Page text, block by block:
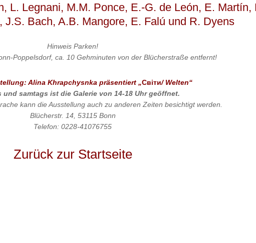
L. Legnani, M.M. Ponce, E.-G. de León, E. Martín,
J.S. Bach, A.B. Mangore, E. Falú und R. Dyens
HinweisParken!
Poppelsdorf, ca. 10 Gehminuten von der Blücherstraße entfernt!
Alina Khrapchysnka präsentiert „Світи/ Welten“
und samtags ist die Galerie von 14-18 Uhr geöffnet.
kann die Ausstellung auch zu anderen Zeiten besichtigt werden.
Blücherstr. 14, 53115 Bonn
Telefon: 0228-41076755
Zurück zur Startseite